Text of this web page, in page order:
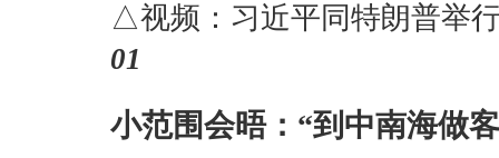
△视频：习近平同特朗普举
01
小范围会晤：“到中南海做